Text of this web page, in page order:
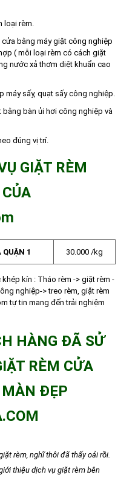
loại rèm.
bằng máy giặt công nghiệp
( mỗi loại rèm có cách giặt
nước xả thơm diệt khuẩn cao
máy sấy, quạt sấy công nghiệp.
bằng bàn ủi hơi công nghiệp và
đúng vị trí.
GIẶT RÈM
1 30.000 /kg
kín : Tháo rèm -> giặt rèm -
nghiệp-> treo rèm, giặt rèm
tự tin mang đến trải nghiệm
HÀNG ĐÃ SỬ
RÈM CỬA
MÀN ĐẸP
rèm, nghĩ thôi đã thấy oải rồi.
thiệu dịch vụ giặt rèm bên